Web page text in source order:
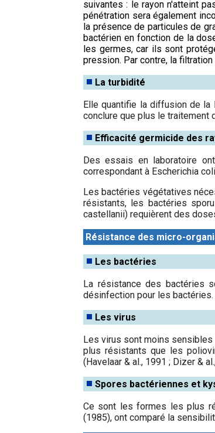
suivantes : le rayon n'atteint
pénétration sera également
la présence de particules de
bactérien en fonction de la
les germes, car ils sont
pression. Par contre, la
La turbidité
Elle quantifie la diffusion de la
conclure que plus le traitement
Efficacité germicide des
Des essais en laboratoire
correspondant à Escherichia
Les bactéries végétatives
résistants, les bactéries
castellanii) requièrent des
Résistance des micro-
Les bactéries
La résistance des bactéries
désinfection pour les bactéries.
Les virus
Les virus sont moins sensibles
plus résistants que les
(Havelaar & al., 1991 ; Dizer &
Spores bactériennes et
Ce sont les formes les plus
(1985), ont comparé la